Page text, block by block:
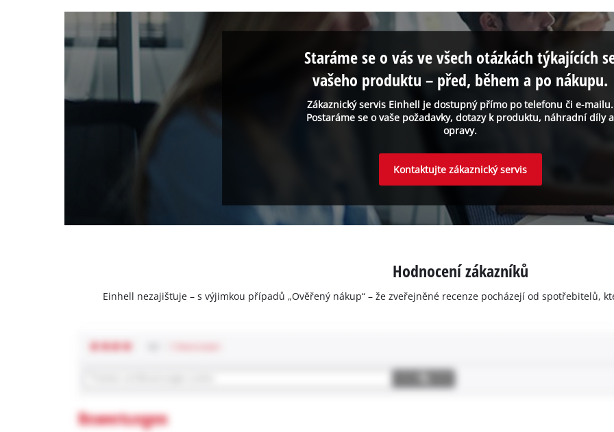
Zákaznický servis Einhell je dostupný přímo po telefonu či e-mailu.
Postaráme se o vaše požadavky, dotazy k produktu, náhradní díly a
opravy.
Staráme se o vás ve všech otázkách týkajících
vašeho produktu – před, během a po nákupu.
Kontaktujte zákaznický servis
Hodnocení zákazníků
Einhell nezajišťuje – s výjimkou případů „Ověřený nákup“ – že zveřejněné recenze pocházejí od spotřebitelů,